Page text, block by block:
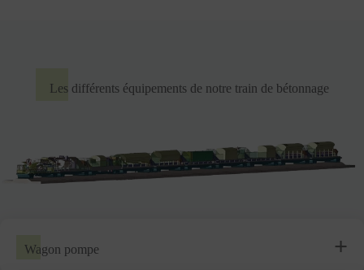
Les différents équipements de notre train de bétonnage
Wagon pompe